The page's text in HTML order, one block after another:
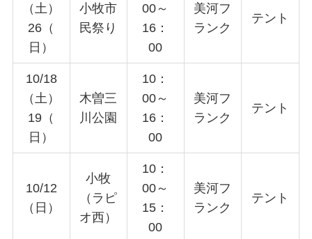
（土）
26（
日）
小牧市
民祭り
00～
16：
00
美河フ
ランク
テント
10/18
（土）
19（
日）
木曽三
川公園
10：
00～
16：
00
美河フ
ランク
テント
10/12
（日）
小牧
（ラピ
オ西）
10：
00～
15：
00
美河フ
ランク
テント